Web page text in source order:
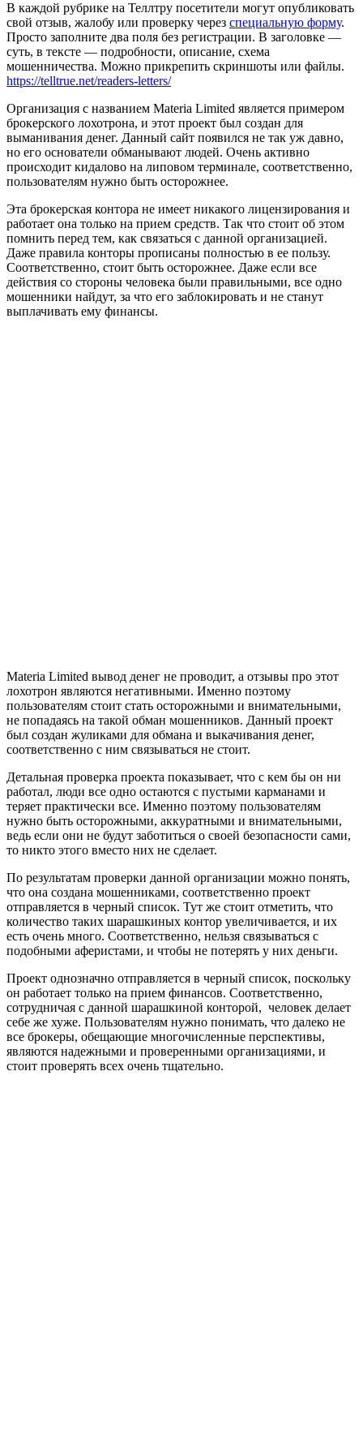
В каждой рубрике на Теллтру посетители могут опубликовать
свой отзыв, жалобу или проверку через специальную форму.
Просто заполните два поля без регистрации. В заголовке —
суть, в тексте — подробности, описание, схема
мошенничества. Можно прикрепить скриншоты или файлы.
https://telltrue.net/readers-letters/
Организация с названием Materia Limited является примером
брокерского лохотрона, и этот проект был создан для
выманивания денег. Данный сайт появился не так уж давно,
но его основатели обманывают людей. Очень активно
происходит кидалово на липовом терминале, соответственно,
пользователям нужно быть осторожнее.
Эта брокерская контора не имеет никакого лицензирования и
работает она только на прием средств. Так что стоит об этом
помнить перед тем, как связаться с данной организацией.
Даже правила конторы прописаны полностью в ее пользу.
Соответственно, стоит быть осторожнее. Даже если все
действия со стороны человека были правильными, все одно
мошенники найдут, за что его заблокировать и не станут
выплачивать ему финансы.
Materia Limited вывод денег не проводит, а отзывы про этот
лохотрон являются негативными. Именно поэтому
пользователям стоит стать осторожными и внимательными,
не попадаясь на такой обман мошенников. Данный проект
был создан жуликами для обмана и выкачивания денег,
соответственно с ним связываться не стоит.
Детальная проверка проекта показывает, что с кем бы он ни
работал, люди все одно остаются с пустыми карманами и
теряет практически все. Именно поэтому пользователям
нужно быть осторожными, аккуратными и внимательными,
ведь если они не будут заботиться о своей безопасности сами,
то никто этого вместо них не сделает.
По результатам проверки данной организации можно понять,
что она создана мошенниками, соответственно проект
отправляется в черный список. Тут же стоит отметить, что
количество таких шарашкиных контор увеличивается, и их
есть очень много. Соответственно, нельзя связываться с
подобными аферистами, и чтобы не потерять у них деньги.
Проект однозначно отправляется в черный список, поскольку
он работает только на прием финансов. Соответственно,
сотрудничая с данной шарашкиной конторой, человек делает
себе же хуже. Пользователям нужно понимать, что далеко не
все брокеры, обещающие многочисленные перспективы,
являются надежными и проверенными организациями, и
стоит проверять всех очень тщательно.